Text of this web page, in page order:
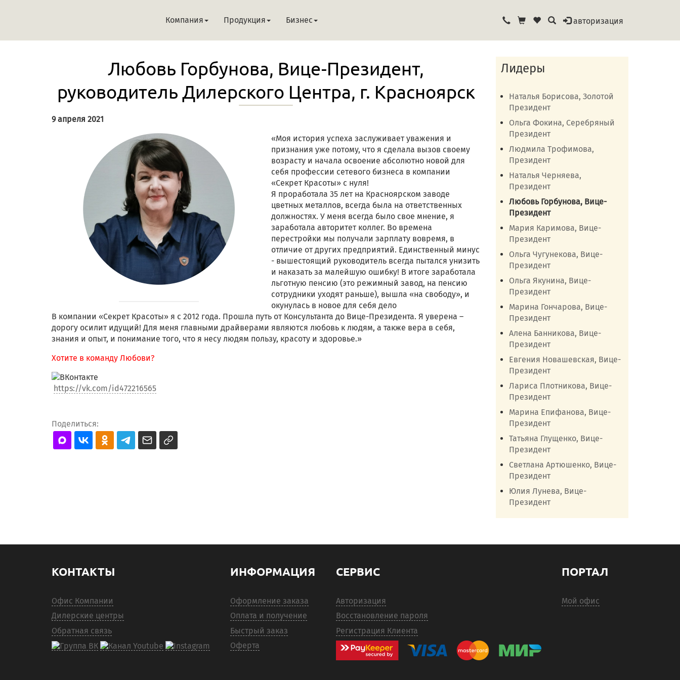
Компания Продукция Бизнес авторизация
Любовь Горбунова, Вице-Президент,
руководитель Дилерского Центра, г. Красноярск
9 апреля 2021
«Моя история успеха заслуживает уважения и
признания уже потому, что я сделала вызов своему
возрасту и начала освоение абсолютно новой для
себя профессии сетевого бизнеса в компании
«Секрет Красоты» с нуля!
Я проработала 35 лет на Красноярском заводе
цветных металлов, всегда была на ответственных
должностях. У меня всегда было свое мнение, я
заработала авторитет коллег. Во времена
перестройки мы получали зарплату вовремя, в
отличие от других предприятий. Единственный минус
- вышестоящий руководитель всегда пытался унизить
и наказать за малейшую ошибку! В итоге заработала
льготную пенсию (это режимный завод, на пенсию
сотрудники уходят раньше), вышла «на свободу», и
окунулась в новое для себя дело
В компании «Секрет Красоты» я с 2012 года. Прошла путь от Консультанта до Вице-Президента. Я уверена –
дорогу осилит идущий! Для меня главными драйверами являются любовь к людям, а также вера в себя,
знания и опыт, и понимание того, что я несу людям пользу, красоту и здоровье.»
Хотите в команду Любови?
https://vk.com/id472216565
Поделиться:
Лидеры
Наталья Борисова, Золотой
Президент
Ольга Фокина, Серебряный
Президент
Людмила Трофимова,
Президент
Наталья Черняева,
Президент
Любовь Горбунова, Вице-
Президент
Мария Каримова, Вице-
Президент
Ольга Чугунекова, Вице-
Президент
Ольга Якунина, Вице-
Президент
Марина Гончарова, Вице-
Президент
Алена Банникова, Вице-
Президент
Евгения Новашевская, Вице-
Президент
Лариса Плотникова, Вице-
Президент
Марина Епифанова, Вице-
Президент
Татьяна Глущенко, Вице-
Президент
Светлана Артюшенко, Вице-
Президент
Юлия Лунева, Вице-
Президент
КОНТАКТЫ
Офис Компании
Дилерские центры
Обратная связь
ИНФОРМАЦИЯ
Оформление заказа
Оплата и получение
Быстрый заказ
Оферта
СЕРВИС
Авторизация
Восстановление пароля
Регистрация Клиента
ПОРТАЛ
Мой офис